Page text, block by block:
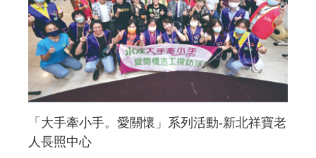
「大手牽小手。愛關懷」系列活動-新北祥寶老
人長照中心